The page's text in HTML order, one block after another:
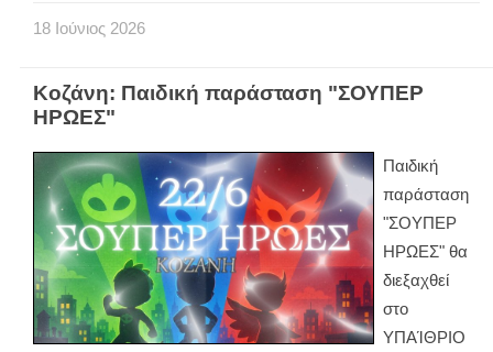
18 Ιούνιος 2026
Κοζάνη: Παιδική παράσταση "ΣΟΥΠΕΡ
ΗΡΩΕΣ"
Παιδική
παράσταση
"ΣΟΥΠΕΡ
ΗΡΩΕΣ" θα
διεξαχθεί
στο
ΥΠΑΊΘΡΙΟ